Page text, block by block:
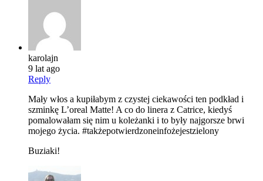
karolajn
9 lat ago
Reply
Mały włos a kupiłabym z czystej ciekawości ten podkład i
szminkę L’oreal Matte! A co do linera z Catrice, kiedyś
pomalowałam się nim u koleżanki i to były najgorsze brwi
mojego życia. #takżepotwierdzoneinfożejestzielony
Buziaki!